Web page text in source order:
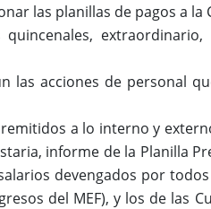
las planillas de pagos a la
las acciones de personal
a lo interno y
informe de la Planilla
devengados por
del MEF), y los de las